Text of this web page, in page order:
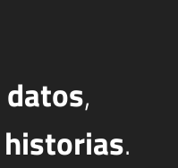
datos,
historias.